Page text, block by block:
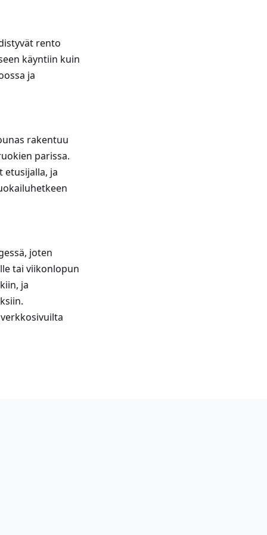
rento
käyntiin kuin
ja
rakentuu
parissa.
etusijalla, ja
joten
tai viikonlopun
ja